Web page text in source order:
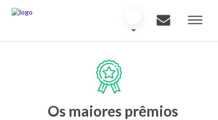
Os maiores prêmios